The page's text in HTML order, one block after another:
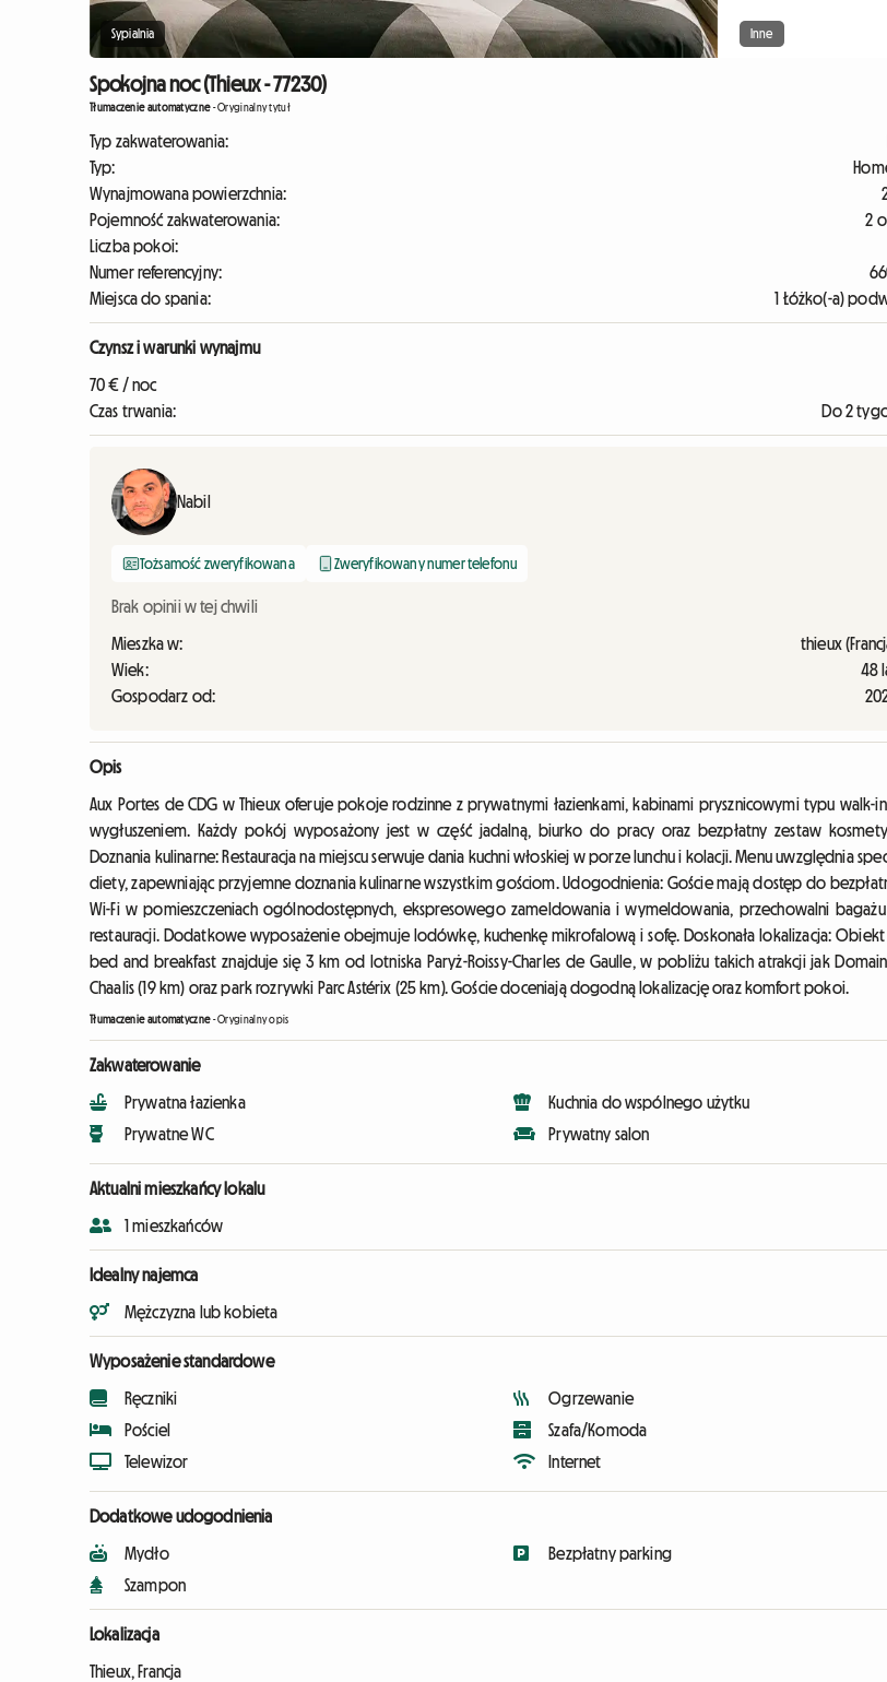
Sypialnia Inne
Spokojna noc (Thieux - 77230)
Tłumaczenie automatyczne-Oryginalny tytuł
Typ zakwaterowania:
Typ:
Wynajmowana powierzchnia:
Pojemność zakwaterowania:
2
Liczba pokoi:
Numer referencyjny:
Miejsca do spania:
1 Łóżko(-a)
Czynsz i warunki wynajmu
70 € / noc
Czas trwania:
Do 2
Nabil
Tożsamość zweryfikowana Zweryfikowany numer telefonu
Brak opinii w tej chwili
Mieszka w:
thieux
Wiek:
48
Gospodarz od:
Opis
Aux Portes de CDG w Thieux oferuje pokoje rodzinne z prywatnymi łazienkami, kabinami prysznicowymi typu walk-
wygłuszeniem. Każdy pokój wyposażony jest w część jadalną, biurko do pracy oraz bezpłatny zestaw
Doznania kulinarne: Restauracja na miejscu serwuje dania kuchni włoskiej w porze lunchu i kolacji. Menu uwzględnia
diety, zapewniając przyjemne doznania kulinarne wszystkim gościom. Udogodnienia: Goście mają dostęp do
Wi-Fi w pomieszczeniach ogólnodostępnych, ekspresowego zameldowania i wymeldowania, przechowalni
restauracji. Dodatkowe wyposażenie obejmuje lodówkę, kuchenkę mikrofalową i sofę. Doskonała lokalizacja:
bed and breakfast znajduje się 3 km od lotniska Paryż-Roissy-Charles de Gaulle, w pobliżu takich atrakcji jak
Chaalis (19 km) oraz park rozrywki Parc Astérix (25 km). Goście doceniają dogodną lokalizację oraz komfort pokoi.
Tłumaczenie automatyczne-Oryginalny opis
Zakwaterowanie
Prywatna łazienka
Prywatne WC
Kuchnia do wspólnego użytku
Prywatny salon
Aktualni mieszkańcy lokalu
1 mieszkańców
Idealny najemca
Mężczyzna lub kobieta
Wyposażenie standardowe
Ręczniki
Pościel
Telewizor
Ogrzewanie
Szafa/Komoda
Internet
Dodatkowe udogodnienia
Mydło
Szampon
Bezpłatny parking
Lokalizacja
Thieux, Francja